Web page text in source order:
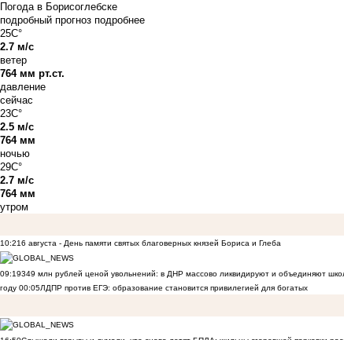
Погода в Борисоглебске
подробный прогноз подробнее
25C°
2.7 м/с
ветер
764 мм рт.ст.
давление
сейчас
23C°
2.5 м/с
764 мм
ночью
29C°
2.7 м/с
764 мм
утром
10:216 августа - День памяти святых благоверных князей Бориса и Глеба
09:19349 млн рублей ценой увольнений: в ДНР массово ликвидируют и объединяют
году 00:05ЛДПР против ЕГЭ: образование становится привилегией для богатых